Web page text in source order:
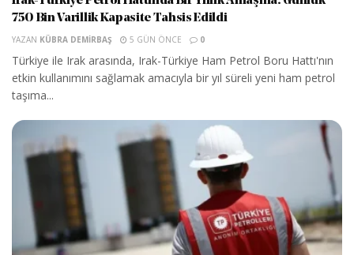
750 Bin Varillik Kapasite Tahsis Edildi
YAZAN KÜBRA DEMIRBAŞ 5 GÜN ÖNCE 0
Türkiye ile Irak arasında, Irak-Türkiye Ham Petrol Boru Hattı'nın
etkin kullanımını sağlamak amacıyla bir yıl süreli yeni ham petrol
taşıma...